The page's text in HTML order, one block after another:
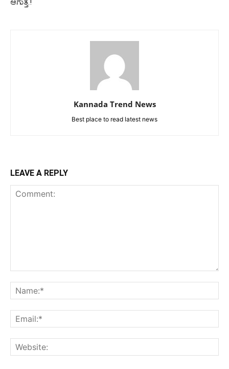
Kannada Trend News
Best place to read latest news
LEAVE A REPLY